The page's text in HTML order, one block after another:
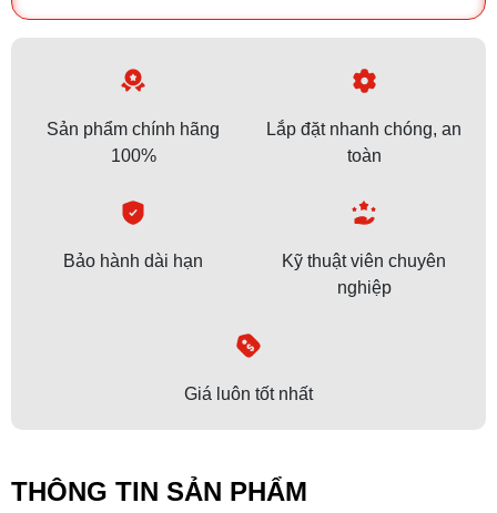
Sản phẩm chính hãng
100%
Lắp đặt nhanh chóng, an
toàn
Bảo hành dài hạn
Kỹ thuật viên chuyên
nghiệp
Giá luôn tốt nhất
THÔNG TIN SẢN PHẨM